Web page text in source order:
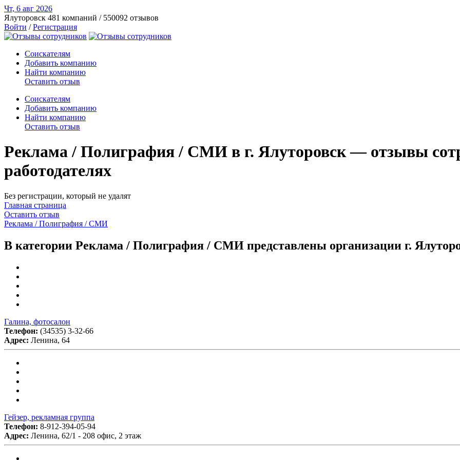
Чт, 6 авг 2026
Ялуторовск 481 компаний / 550092 отзывов
Войти /Регистрация
Соискателям
Добавить компанию
Найти компанию
Оставить отзыв
Соискателям
Добавить компанию
Найти компанию
Оставить отзыв
Реклама / Полиграфия / СМИ в г. Ялуторовск — отзывы
работодателях
Без регистрации, который не удалят
Главная страница
Оставить отзыв
Реклама / Полиграфия / СМИ
В категории Реклама / Полиграфия / СМИ представлены организации г.
Галина, фотосалон
Телефон: (34535) 3-32-66
Адрес: Ленина, 64
Гейзер, рекламная группа
Телефон: 8-912-394-05-94
Адрес: Ленина, 62/1 - 208 офис, 2 этаж